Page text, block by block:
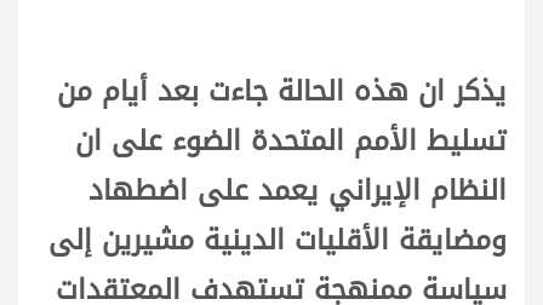
يذكر ان هذه الحالة جاءت بعد أيام من
تسليط الأمم المتحدة الضوء على ان
النظام الإيراني يعمد على اضطهاد
ومضايقة الأقليات الدينية مشيرين إلى
سياسة ممنهجة تستهدف المعتقدات